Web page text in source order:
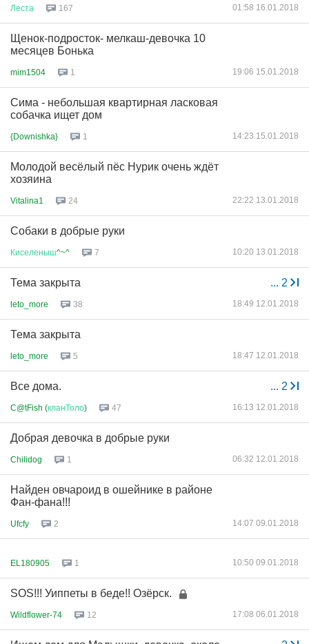
Леста 167 01:58 16.01.2018
Щенок-подросток- мелкаш-девочка 10
месяцев Бонька
mim1504 1 19:06 15.01.2018
Сима - небольшая квартирная ласковая
собачка ищет дом
{Downishka} 1 14:23 15.01.2018
Молодой весёлый пёс Нурик очень ждёт
хозяина
Vitalina1 24 22:22 13.01.2018
Собаки в добрые руки
Киселеныш^~^ 7 10:20 13.01.2018
... 2
Тема закрыта
leto_more 38 18:49 12.01.2018
Тема закрыта
leto_more 5 18:47 12.01.2018
... 2
Все дома.
C@tFish (кланТоло) 47 16:13 12.01.2018
Добрая девочка в добрые руки
Chilidog 1 06:32 12.01.2018
Найден овчароид в ошейнике в районе
Фан-фана!!!
Ufcfy 2 14:07 09.01.2018
EL180905 1 10:50 09.01.2018
SOS!!! Уиппеты в беде!! Озёрск.
Wildflower-74 12 17:08 06.01.2018